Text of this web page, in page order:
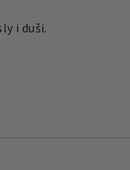
i duši.